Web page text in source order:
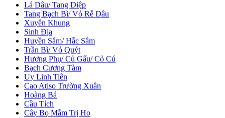
Lá Dâu/ Tang Diệp
Tang Bạch Bì/ Vỏ Rễ Dâu
Xuyên Khung
Sinh Địa
Huyền Sâm/ Hắc Sâm
Trần Bì/ Vỏ Quýt
Hương Phụ/ Củ Gấu/ Cỏ Cú
Bạch Cương Tàm
Uy Linh Tiên
Cao Atiso Trường Xuân
Hoàng Bá
Cầu Tích
Cây Bọ Mắm Trị Ho